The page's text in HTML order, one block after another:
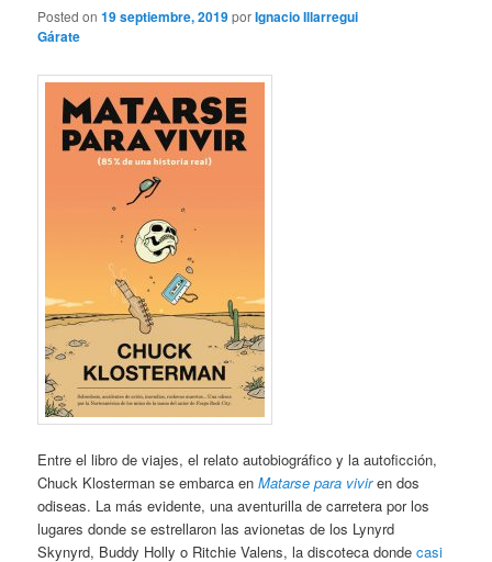
Posted on19 septiembre, 2019porIgnacio Illarregui
Gárate
Entre el libro de viajes, el relato autobiográfico y la autoficción,
Chuck Klosterman se embarca enMatarse para viviren dos
odiseas. La más evidente, una aventurilla de carretera por los
lugares donde se estrellaron las avionetas de los Lynyrd
Skynyrd, Buddy Holly o Ritchie Valens, la discoteca dondecasi